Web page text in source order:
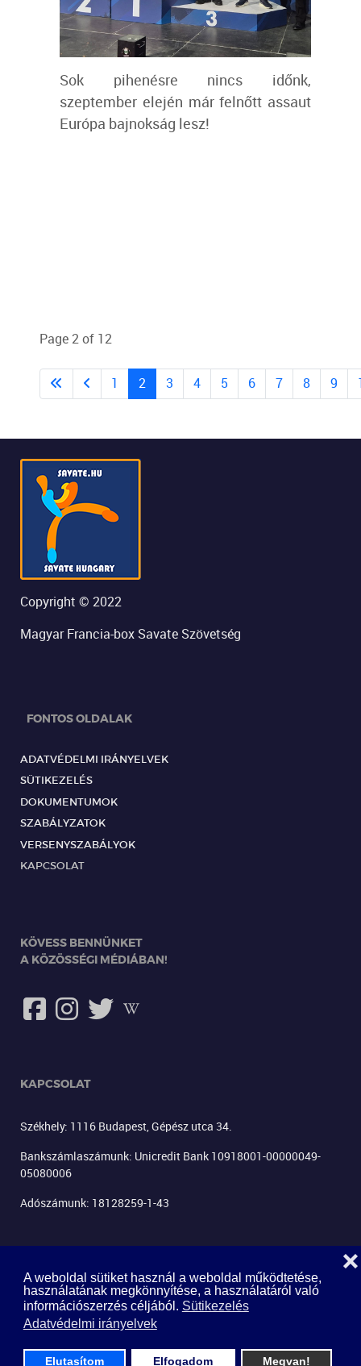
A weboldal sütiket használ a weboldal működtetése,
használatának megkönnyítése, a használatáról való
információszerzés céljából. Sütikezelés
Adatvédelmi irányelvek
Elutasítom Elfogadom Megvan!
❌
Sok pihenésre nincs időnk,
szeptember elején már felnőtt assaut
Európa bajnokság lesz!
Page 2 of 12
1 2 3 4 5 6 7 8 9
Copyright © 2022
Magyar Francia-box Savate Szövetség
FONTOS OLDALAK
ADATVÉDELMI IRÁNYELVEK
SÜTIKEZELÉS
DOKUMENTUMOK
SZABÁLYZATOK
VERSENYSZABÁLYOK
KAPCSOLAT
KÖVESS BENNÜNKET
A KÖZÖSSÉGI MÉDIÁBAN!
KAPCSOLAT
Székhely: 1116 Budapest, Gépész utca 34.
Bankszámlaszámunk: Unicredit Bank 10918001-00000049-
05080006
Adószámunk: 18128259-1-43
LEVÉLKÜLDÉS